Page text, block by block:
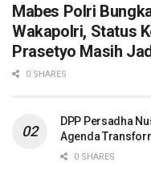
Mabes Polri
Wakapolri, Status
Prasetyo Masih
0 SHARES
DPP Persadha
Agenda
0 SHARES